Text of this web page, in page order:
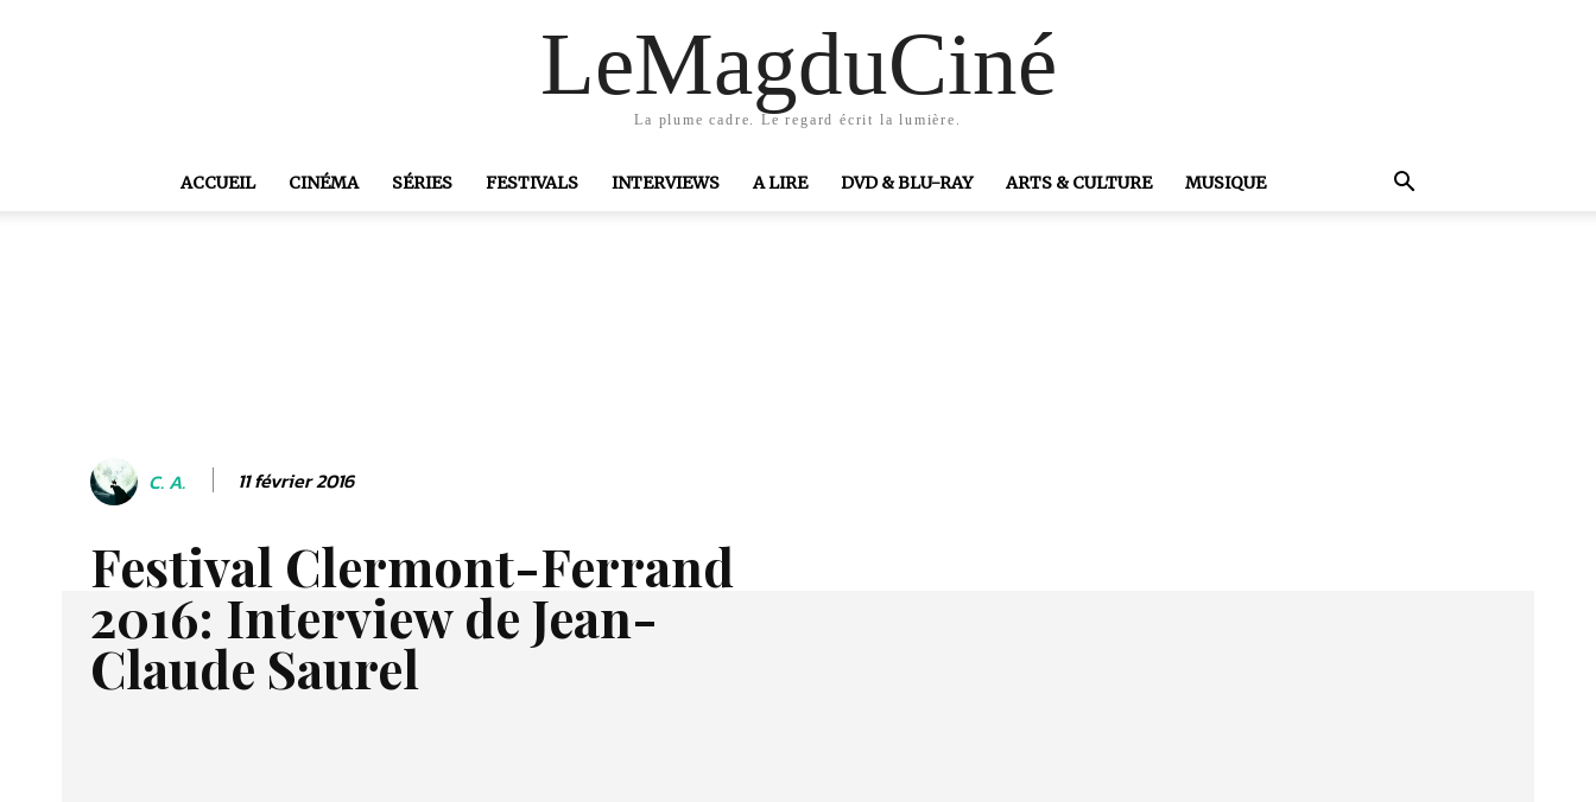
LeMagduCiné
La plume cadre. Le regard écrit la lumière.
ACCUEIL CINÉMA SÉRIES FESTIVALS INTERVIEWS A LIRE DVD & BLU-RAY ARTS & CULTURE MUSIQUE
C. A. 11 février 2016
Festival Clermont-Ferrand
2016: Interview de Jean-
Claude Saurel